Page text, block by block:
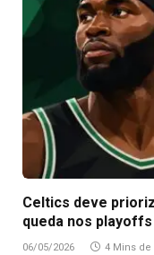
Celtics deve
queda nos playoffs
06/05/2026 4 Mins de